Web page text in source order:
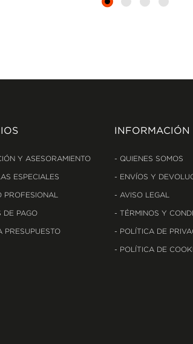
Y ASESORAMIENTO
ESPECIALES
PROFESIONAL
DE PAGO
PRESUPUESTO
INFORMACIÓN
QUIENES SOMOS
ENVÍOS Y
AVISO LEGAL
TÉRMINOS Y
POLÍTICA DE
POLÍTICA DE